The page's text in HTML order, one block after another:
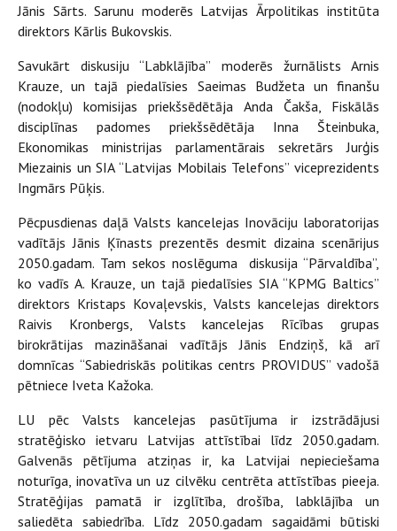
Jānis Sārts. Sarunu moderēs Latvijas Ārpolitikas institūta
direktors Kārlis Bukovskis.
Savukārt diskusiju “Labklājība” moderēs žurnālists Arnis
Krauze, un tajā piedalīsies Saeimas Budžeta un finanšu
(nodokļu) komisijas priekšsēdētāja Anda Čakša, Fiskālās
disciplīnas padomes priekšsēdētāja Inna Šteinbuka,
Ekonomikas ministrijas parlamentārais sekretārs Jurģis
Miezainis un SIA “Latvijas Mobilais Telefons” viceprezidents
Ingmārs Pūķis.
Pēcpusdienas daļā Valsts kancelejas Inovāciju laboratorijas
vadītājs Jānis Ķīnasts prezentēs desmit dizaina scenārijus
2050.gadam. Tam sekos noslēguma diskusija “Pārvaldība”,
ko vadīs A. Krauze, un tajā piedalīsies SIA “KPMG Baltics”
direktors Kristaps Kovaļevskis, Valsts kancelejas direktors
Raivis Kronbergs, Valsts kancelejas Rīcības grupas
birokrātijas mazināšanai vadītājs Jānis Endziņš, kā arī
domnīcas “Sabiedriskās politikas centrs PROVIDUS” vadošā
pētniece Iveta Kažoka.
LU pēc Valsts kancelejas pasūtījuma ir izstrādājusi
stratēģisko ietvaru Latvijas attīstībai līdz 2050.gadam.
Galvenās pētījuma atziņas ir, ka Latvijai nepieciešama
noturīga, inovatīva un uz cilvēku centrēta attīstības pieeja.
Stratēģijas pamatā ir izglītība, drošība, labklājība un
saliedēta sabiedrība. Līdz 2050.gadam sagaidāmi būtiski